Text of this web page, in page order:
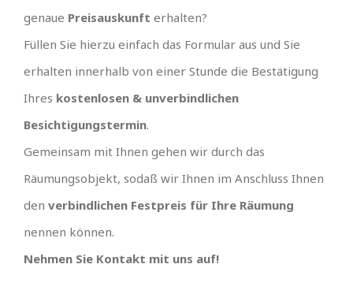
genaue Preisauskunft erhalten?
Füllen Sie hierzu einfach das Formular aus und Sie
erhalten innerhalb von einer Stunde die Bestätigung
Ihres kostenlosen & unverbindlichen
Besichtigungstermin.
Gemeinsam mit Ihnen gehen wir durch das
Räumungsobjekt, sodaß wir Ihnen im Anschluss Ihnen
den verbindlichen Festpreis für Ihre Räumung
nennen können.
Nehmen Sie Kontakt mit uns auf!